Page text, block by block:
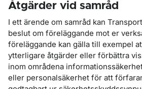
Åtgärder vid samråd
I ett ärende om samråd kan
beslut om föreläggande mot er
föreläggande kan gälla till exempel
ytterligare åtgärder eller förbättra
inom områdena
eller personalsäkerhet för att